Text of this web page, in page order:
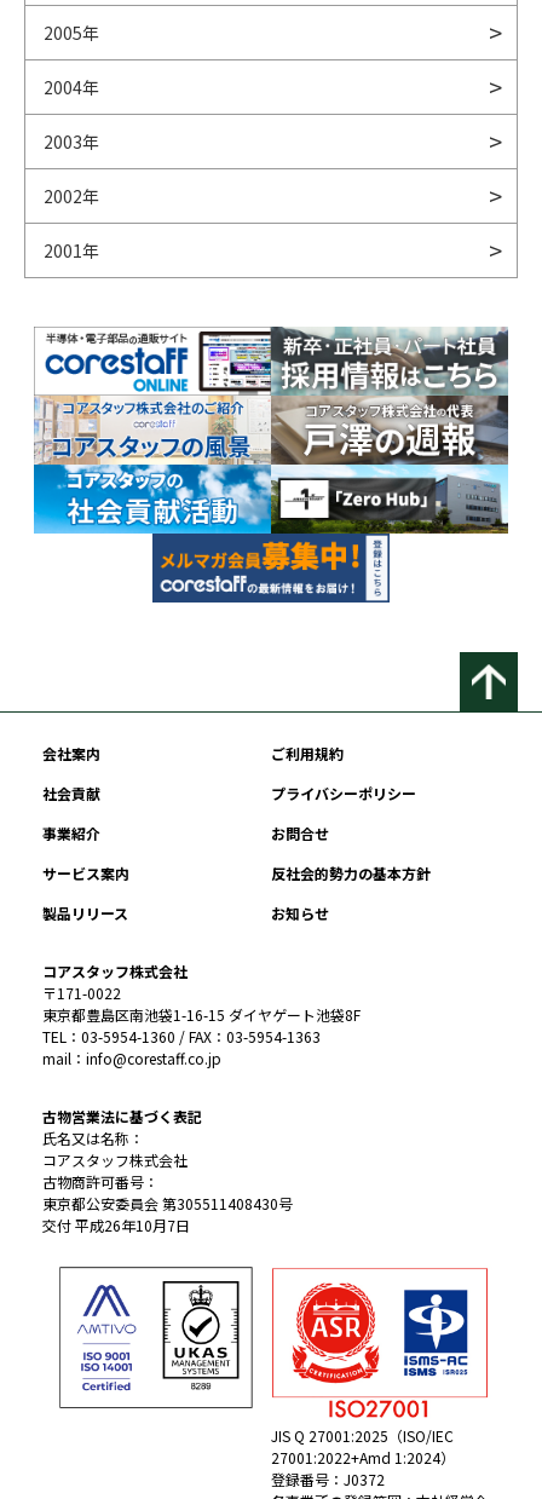
2005年
2004年
2003年
2002年
2001年
会社案内
ご利用規約
社会貢献
プライバシーポリシー
事業紹介
お問合せ
サービス案内
反社会的勢力の基本方針
製品リリース
お知らせ
コアスタッフ株式会社
〒171-0022
東京都豊島区南池袋1-16-15 ダイヤゲート池袋8F
TEL：03-5954-1360 / FAX：03-5954-1363
mail：info@corestaff.co.jp
古物営業法に基づく表記
氏名又は名称：
コアスタッフ株式会社
古物商許可番号：
東京都公安委員会 第305511408430号
交付 平成26年10月7日
JIS Q 27001:2025（ISO/IEC
27001:2022+Amd 1:2024）
登録番号：J0372